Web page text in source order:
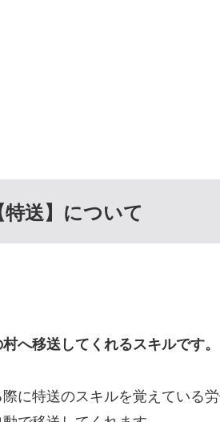
送】について
へ移送してくれるスキルです。
に特送のスキルを覚えている